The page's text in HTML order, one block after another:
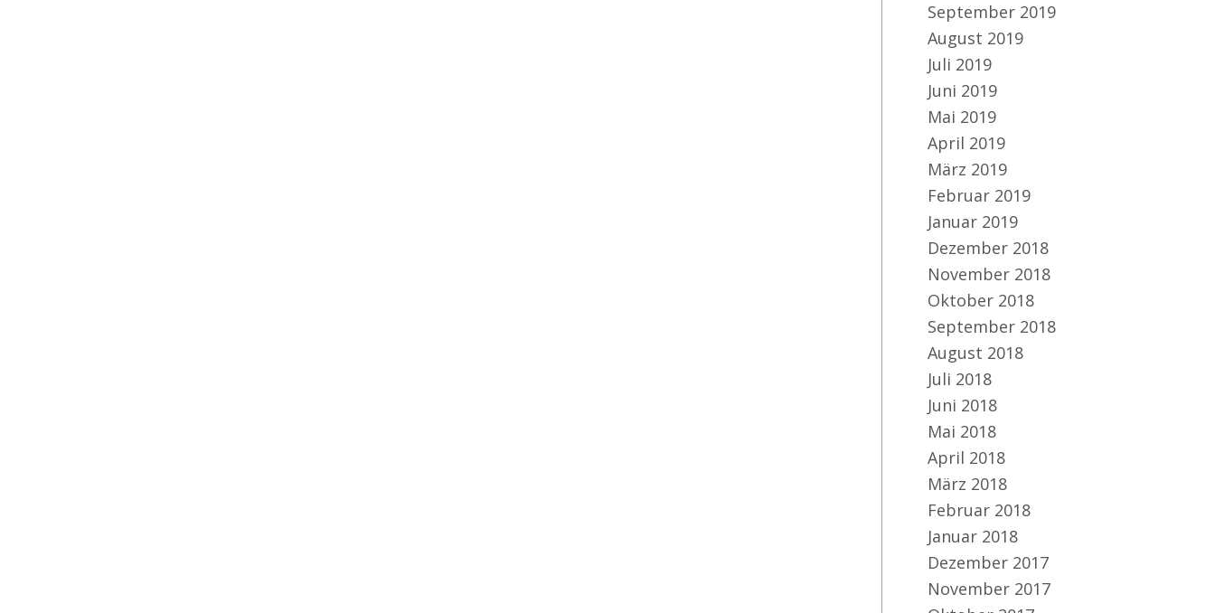
September 2019
August 2019
Juli 2019
Juni 2019
Mai 2019
April 2019
März 2019
Februar 2019
Januar 2019
Dezember 2018
November 2018
Oktober 2018
September 2018
August 2018
Juli 2018
Juni 2018
Mai 2018
April 2018
März 2018
Februar 2018
Januar 2018
Dezember 2017
November 2017